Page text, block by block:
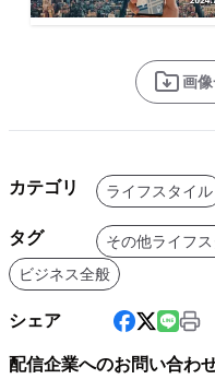
画
カテゴリ ライフスタイル
タグ その他ライフ
ビジネス全般
シェア
配信企業へのお問い合わ